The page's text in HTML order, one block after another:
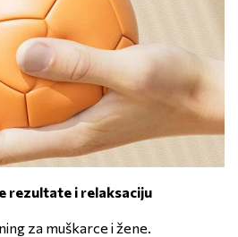
rezultate i relaksaciju
za muškarce i žene.